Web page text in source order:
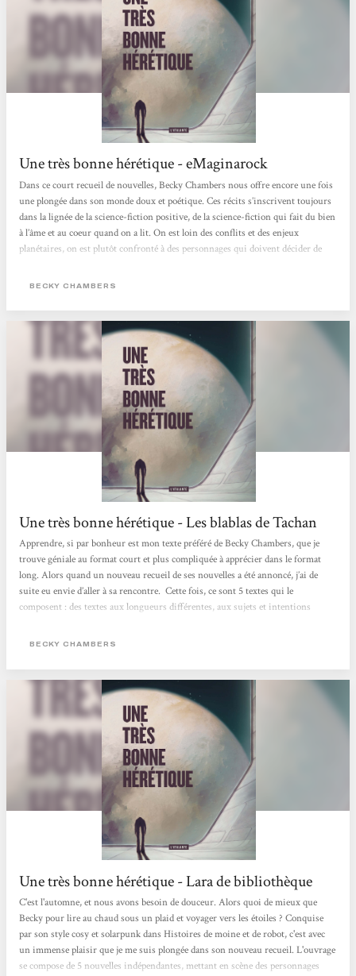
Une très bonne hérétique - eMaginarock
Dans ce court recueil de nouvelles, Becky Chambers nous offre encore une fois
une plongée dans son monde doux et poétique. Ces récits s’inscrivent toujours
dans la lignée de la science-fiction positive, de la science-fiction qui fait du bien
à l’âme et au coeur quand on a lit. On est loin des conflits et des enjeux
planétaires, on est plutôt confronté à des personnages qui doivent décider de
contemplatif : même en quelques pages, Becky Chambers arrive à nous
BECKY CHAMBERS
Une très bonne hérétique - Les blablas de Tachan
Apprendre, si par bonheur est mon texte préféré de Becky Chambers, que je
trouve géniale au format court et plus compliquée à apprécier dans le format
long. Alors quand un nouveau recueil de ses nouvelles a été annoncé, j’ai de
suite eu envie d’aller à sa rencontre. Cette fois, ce sont 5 textes qui le
composent : des textes aux longueurs différentes, aux sujets et intentions
simple et terriblement entraînante alors que sans fioriture. Becky Chambers est
BECKY CHAMBERS
Une très bonne hérétique - Lara de bibliothèque
C'est l'automne, et nous avons besoin de douceur. Alors quoi de mieux que
Becky pour lire au chaud sous un plaid et voyager vers les étoiles ? Conquise
par son style cosy et solarpunk dans Histoires de moine et de robot, c'est avec
un immense plaisir que je me suis plongée dans son nouveau recueil. L'ouvrage
se compose de 5 nouvelles indépendantes, mettant en scène des personnages